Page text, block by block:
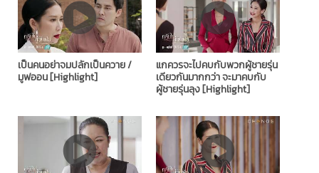
เป็นคนอย่าจมปลักเป็นควาย /
มูฟออน [Highlight]
แกควรจะไปคบกับพวกผู้ชายรุ่น
เดียวกันมากกว่า จะมาคบกับ
ผู้ชายรุ่นลุง [Highlight]